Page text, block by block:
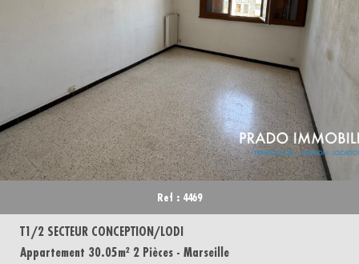
Ref : 4469
T1/2 SECTEUR CONCEPTION/LODI
Appartement 30.05m² 2 Pièces - Marseille